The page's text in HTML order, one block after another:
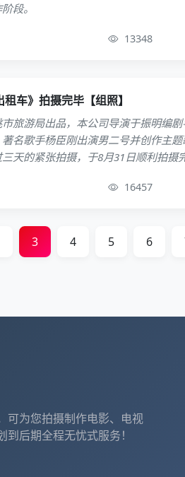
段。
13348
车》拍摄完毕【组照】
旅游局出品，本公司导演于振明编
名歌手杨臣刚出演男二号并创作主
天的紧张拍摄，于8月31日顺利拍摄
16457
3 4 5 6
可为您拍摄制作电影、电视
后期全程无忧式服务！